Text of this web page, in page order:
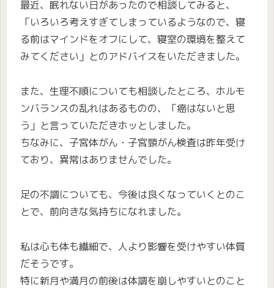
最近、眠れない日があったので相談してみると、
「いろいろ考えすぎてしまっているようなので、寝
る前はマインドをオフにして、寝室の環境を整えて
みてください」とのアドバイスをいただきました。
また、生理不順についても相談したところ、ホルモ
ンバランスの乱れはあるものの、「癌はないと思
う」と言っていただきホッとしました。
ちなみに、子宮体がん・子宮頸がん検査は昨年受け
ており、異常はありませんでした。
足の不調についても、今後は良くなっていくとのこ
とで、前向きな気持ちになれました。
私は心も体も繊細で、人より影響を受けやすい体質
だそうです。
特に新月や満月の前後は体調を崩しやすいとのこと